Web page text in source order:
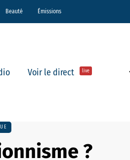
Beauté Émissions
Voir le direct live
?